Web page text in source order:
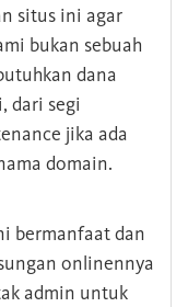
situs ini agar
bukan sebuah
dana
dari segi
jika ada
domain.
bermanfaat dan
onlinennya
admin untuk